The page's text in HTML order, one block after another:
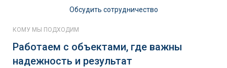
Обсудить сотрудничество
КОМУ МЫ ПОДХОДИМ
Работаем с объектами, где важны
надежность и результат